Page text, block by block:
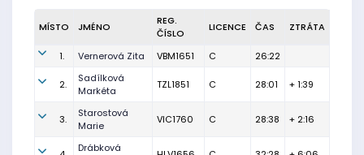
MÍSTO JMÉNO
REG.
ČÍSLO
LICENCE ČAS ZTRÁTA
1. Vernerová Zita VBM1651 C 26:22
2.
Sadílková
Markéta
TZL1851 C 28:01 + 1:39
3.
Starostová
Marie
VIC1760 C 28:38 + 2:16
Drábková